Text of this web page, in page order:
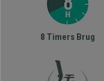
8 Timers Brug